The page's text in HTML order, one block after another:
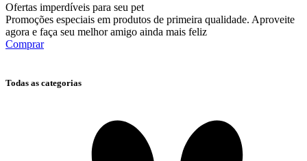
Ofertas imperdíveis para seu pet
Promoções especiais em produtos de primeira qualidade. Aproveite
agora e faça seu melhor amigo ainda mais feliz
Comprar
Todas as categorias